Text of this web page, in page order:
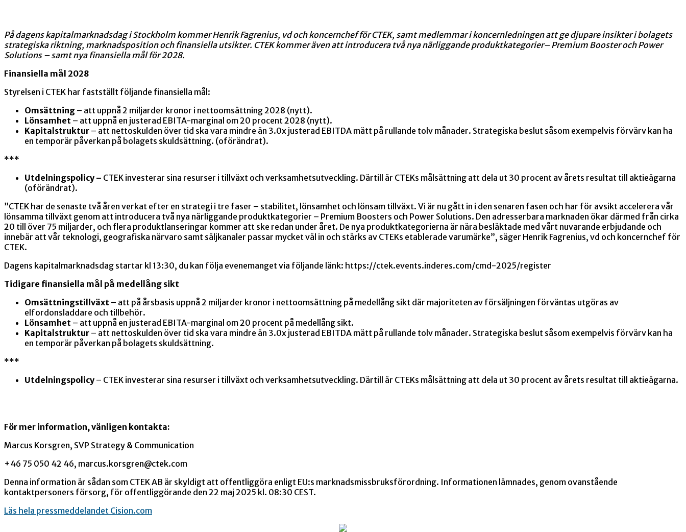
På dagens kapitalmarknadsdag i Stockholm kommer Henrik Fagrenius, vd och koncernchef för CTEK, samt medlemmar i koncernledningen att ge djupare insikter i bolagets
strategiska riktning, marknadsposition och finansiella utsikter. CTEK kommer även att introducera två nya närliggande produktkategorier– Premium Booster och Power
Solutions – samt nya finansiella mål för 2028.
Finansiella mål 2028
Styrelsen i CTEK har fastställt följande finansiella mål:
Omsättning – att uppnå 2 miljarder kronor i nettoomsättning 2028 (nytt).
Lönsamhet – att uppnå en justerad EBITA-marginal om 20 procent 2028 (nytt).
Kapitalstruktur – att nettoskulden över tid ska vara mindre än 3.0x justerad EBITDA mätt på rullande tolv månader. Strategiska beslut såsom exempelvis förvärv kan ha
en temporär påverkan på bolagets skuldsättning. (oförändrat).
***
Utdelningspolicy – CTEK investerar sina resurser i tillväxt och verksamhetsutveckling. Därtill är CTEKs målsättning att dela ut 30 procent av årets resultat till aktieägarna
(oförändrat).
”CTEK har de senaste två åren verkat efter en strategi i tre faser – stabilitet, lönsamhet och lönsam tillväxt. Vi är nu gått in i den senaren fasen och har för avsikt accelerera vår
lönsamma tillväxt genom att introducera två nya närliggande produktkategorier – Premium Boosters och Power Solutions. Den adresserbara marknaden ökar därmed från cirka
20 till över 75 miljarder, och flera produktlanseringar kommer att ske redan under året. De nya produktkategorierna är nära besläktade med vårt nuvarande erbjudande och
innebär att vår teknologi, geografiska närvaro samt säljkanaler passar mycket väl in och stärks av CTEKs etablerade varumärke”, säger Henrik Fagrenius, vd och koncernchef för
CTEK.
Dagens kapitalmarknadsdag startar kl 13:30, du kan följa evenemanget via följande länk: https://ctek.events.inderes.com/cmd-2025/register
Tidigare finansiella mål på medellång sikt
Omsättningstillväxt – att på årsbasis uppnå 2 miljarder kronor i nettoomsättning på medellång sikt där majoriteten av försäljningen förväntas utgöras av
elfordonsladdare och tillbehör.
Lönsamhet – att uppnå en justerad EBITA-marginal om 20 procent på medellång sikt.
Kapitalstruktur – att nettoskulden över tid ska vara mindre än 3.0x justerad EBITDA mätt på rullande tolv månader. Strategiska beslut såsom exempelvis förvärv kan ha
en temporär påverkan på bolagets skuldsättning.
***
Utdelningspolicy – CTEK investerar sina resurser i tillväxt och verksamhetsutveckling. Därtill är CTEKs målsättning att dela ut 30 procent av årets resultat till aktieägarna.
För mer information, vänligen kontakta:
Marcus Korsgren, SVP Strategy & Communication
+46 75 050 42 46, marcus.korsgren@ctek.com
Denna information är sådan som CTEK AB är skyldigt att offentliggöra enligt EU:s marknadsmissbruksförordning. Informationen lämnades, genom ovanstående
kontaktpersoners försorg, för offentliggörande den 22 maj 2025 kl. 08:30 CEST.
Läs hela pressmeddelandet Cision.com